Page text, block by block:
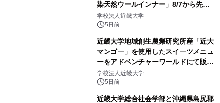
染天然ウールインナー」8/7から先行
販売
学校法人近畿大学
5日前
近畿大学地域創生農業研究所産「近大
マンゴー」を使用したスイーツメニュ
ーをアドベンチャーワールドにて販売
します パークでしか味わえない期間
限定スイーツを楽しんで♪
学校法人近畿大学
5日前
近畿大学総合社会学部と沖縄県島尻郡